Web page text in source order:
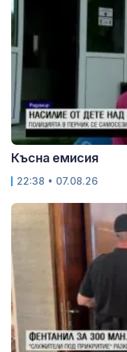
Късна емисия
22:38 • 07.08.26